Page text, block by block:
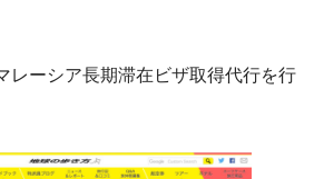
レーシア長期滞在ビザ取得代行を行